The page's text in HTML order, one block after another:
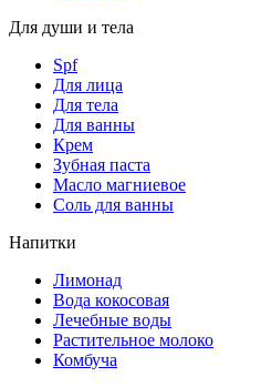
Для души и тела
Spf
Для лица
Для тела
Для ванны
Крем
Зубная паста
Масло магниевое
Соль для ванны
Напитки
Лимонад
Вода кокосовая
Лечебные воды
Растительное молоко
Комбуча